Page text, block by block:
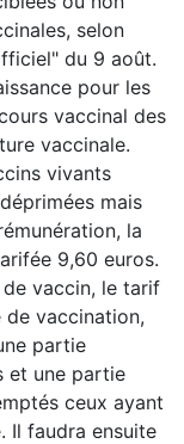
selon
du 9 août.
pour les
vaccinal des
vaccinale.
vivants
mais
la
9,60 euros.
vaccin, le tarif
de vaccination,
partie
et une partie
ceux ayant
Il faudra ensuite